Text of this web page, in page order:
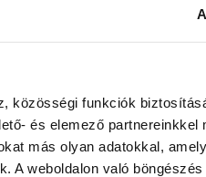
közösségi funkciók
és elemező partnereinkkel
más olyan adatokkal,
A weboldalon való